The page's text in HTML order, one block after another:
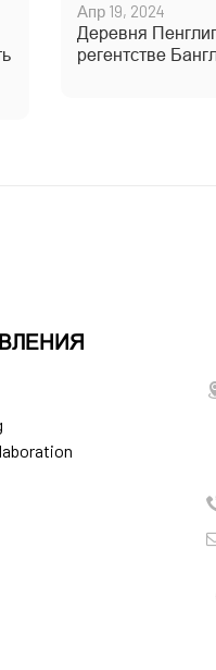
Апр 19, 2024
Деревня
регентстве